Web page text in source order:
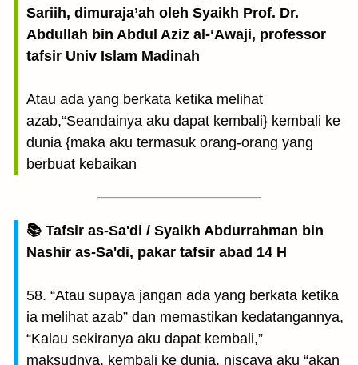
Sariih, dimuraja’ah oleh Syaikh Prof. Dr.
Abdullah bin Abdul Aziz al-‘Awaji, professor
tafsir Univ Islam Madinah
Atau ada yang berkata ketika melihat
azab,“Seandainya aku dapat kembali} kembali ke
dunia {maka aku termasuk orang-orang yang
berbuat kebaikan
📚 Tafsir as-Sa'di / Syaikh Abdurrahman bin
Nashir as-Sa'di, pakar tafsir abad 14 H
58. “Atau supaya jangan ada yang berkata ketika
ia melihat azab” dan memastikan kedatangannya,
“Kalau sekiranya aku dapat kembali,”
maksudnya, kembali ke dunia, niscaya aku “akan